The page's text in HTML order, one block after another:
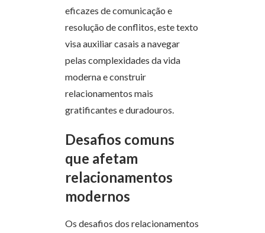
eficazes de comunicação e
resolução de conflitos, este texto
visa auxiliar casais a navegar
pelas complexidades da vida
moderna e construir
relacionamentos mais
gratificantes e duradouros.
Desafios comuns
que afetam
relacionamentos
modernos
Os desafios dos relacionamentos